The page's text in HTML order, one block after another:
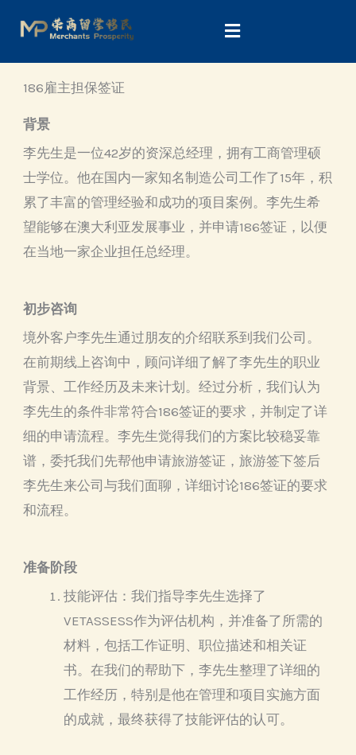
content
186雇主担保签证
背景
李先生是一位42岁的资深总经理，拥有工商管理硕
士学位。他在国内一家知名制造公司工作了15年，积
累了丰富的管理经验和成功的项目案例。李先生希
望能够在澳大利亚发展事业，并申请186签证，以便
在当地一家企业担任总经理。
初步咨询
境外客户李先生通过朋友的介绍联系到我们公司。
在前期线上咨询中，顾问详细了解了李先生的职业
背景、工作经历及未来计划。经过分析，我们认为
李先生的条件非常符合186签证的要求，并制定了详
细的申请流程。李先生觉得我们的方案比较稳妥靠
谱，委托我们先帮他申请旅游签证，旅游签下签后
李先生来公司与我们面聊，详细讨论186签证的要求
和流程。
准备阶段
技能评估：我们指导李先生选择了
VETASSESS作为评估机构，并准备了所需的
材料，包括工作证明、职位描述和相关证
书。在我们的帮助下，李先生整理了详细的
工作经历，特别是他在管理和项目实施方面
的成就，最终获得了技能评估的认可。